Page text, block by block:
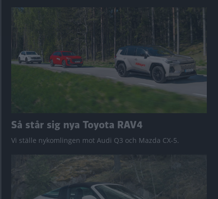
Så står sig nya Toyota RAV4
Vi ställe nykomlingen mot Audi Q3 och Mazda CX-5.